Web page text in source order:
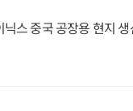
스 중국 공장용 현지